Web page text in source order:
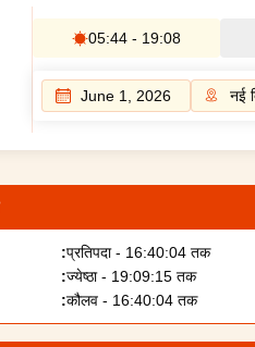
05:44- 19:08
June 1, 2026
प्रतिपदा - 16:40:04 तक
ज्येष्ठा - 19:09:15 तक
कौलव - 16:40:04 तक